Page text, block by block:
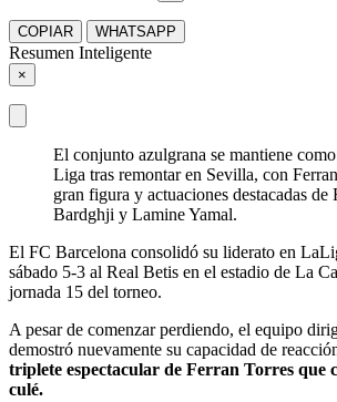
COPIAR WHATSAPP
Resumen Inteligente
×
El conjunto azulgrana se mantiene
Liga tras remontar en Sevilla, con
gran figura y actuaciones destacadas de
Bardghji y Lamine Yamal.
El FC Barcelona consolidó su liderato en
sábado 5-3 al Real Betis en el estadio de La
jornada 15 del torneo.
A pesar de comenzar perdiendo, el equipo
demostró nuevamente su capacidad de
triplete espectacular de Ferran Torres que
culé.